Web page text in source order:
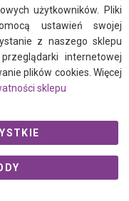
użytkowników. Pliki
ustawień swojej
z naszego sklepu
internetowej
plików cookies. Więcej
sklepu